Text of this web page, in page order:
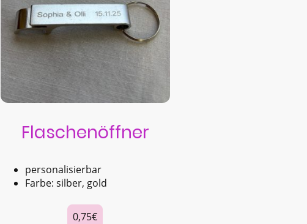
Flaschenöffner
personalisierbar
Farbe: silber, gold
0,75€